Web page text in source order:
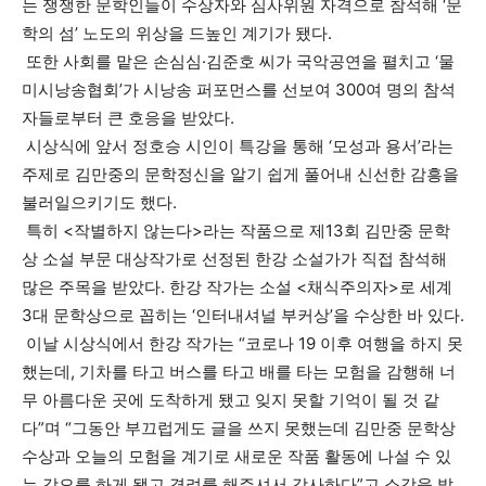
는 쟁쟁한 문학인들이 수상자와 심사위원 자격으로 참석해 ‘문
학의 섬’ 노도의 위상을 드높인 계기가 됐다.
또한 사회를 맡은 손심심·김준호 씨가 국악공연을 펼치고 ‘물
미시낭송협회’가 시낭송 퍼포먼스를 선보여 300여 명의 참석
자들로부터 큰 호응을 받았다.
시상식에 앞서 정호승 시인이 특강을 통해 ‘모성과 용서’라는
주제로 김만중의 문학정신을 알기 쉽게 풀어내 신선한 감흥을
불러일으키기도 했다.
특히 <작별하지 않는다>라는 작품으로 제13회 김만중 문학
상 소설 부문 대상작가로 선정된 한강 소설가가 직접 참석해
많은 주목을 받았다. 한강 작가는 소설 <채식주의자>로 세계
3대 문학상으로 꼽히는 ‘인터내셔널 부커상’을 수상한 바 있다.
이날 시상식에서 한강 작가는 “코로나 19 이후 여행을 하지 못
했는데, 기차를 타고 버스를 타고 배를 타는 모험을 감행해 너
무 아름다운 곳에 도착하게 됐고 잊지 못할 기억이 될 것 같
다”며 “그동안 부끄럽게도 글을 쓰지 못했는데 김만중 문학상
수상과 오늘의 모험을 계기로 새로운 작품 활동에 나설 수 있